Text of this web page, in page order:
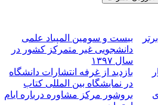
بیست و سومین المپیاد علمی
دانشجویی غیر متمرکز کشور در
سال ۱۳۹۷
بازدید از غرفه انتشارات دانشگاه
در نمایشگاه بین­ المللی کتاب
بروشور مرکز مشاوره درباره ایام